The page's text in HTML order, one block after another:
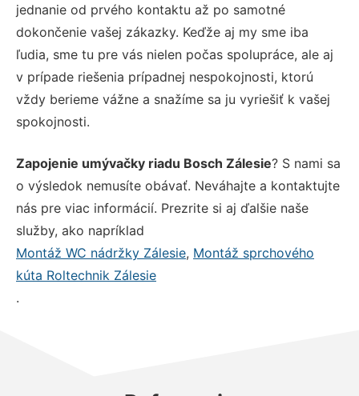
jednanie od prvého kontaktu až po samotné
dokončenie vašej zákazky. Keďže aj my sme iba
ľudia, sme tu pre vás nielen počas spolupráce, ale aj
v prípade riešenia prípadnej nespokojnosti, ktorú
vždy berieme vážne a snažíme sa ju vyriešiť k vašej
spokojnosti.
Zapojenie umývačky riadu Bosch Zálesie? S nami sa
o výsledok nemusíte obávať. Neváhajte a kontaktujte
nás pre viac informácií. Prezrite si aj ďalšie naše
služby, ako napríklad
Montáž WC nádržky Zálesie, Montáž sprchového
kúta Roltechnik Zálesie
.